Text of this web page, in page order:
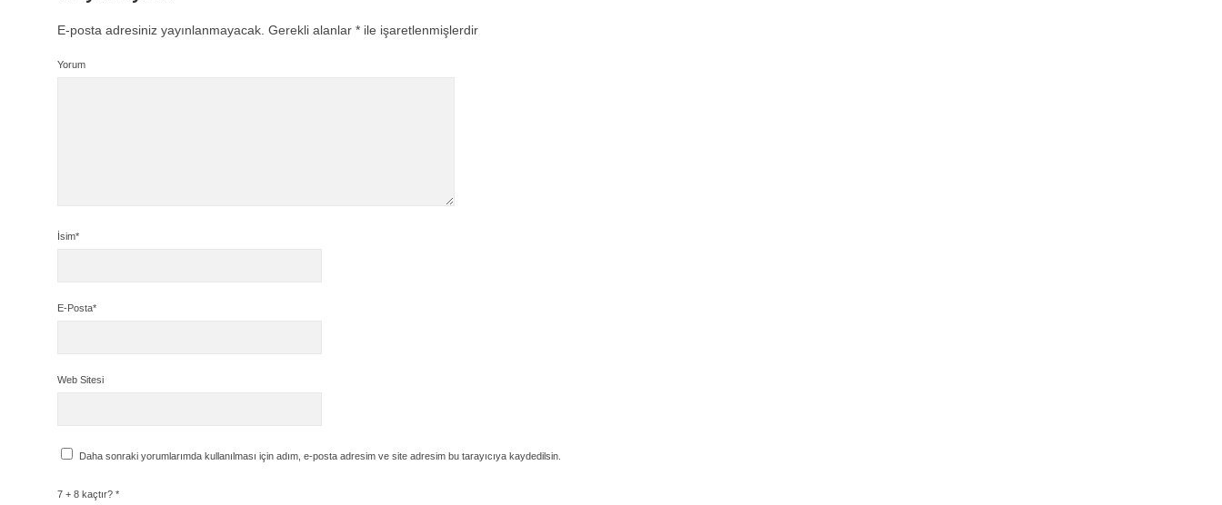
E-posta adresiniz yayınlanmayacak. Gerekli alanlar * ile işaretlenmişlerdir
Yorum
İsim*
E-Posta*
Web Sitesi
Daha sonraki yorumlarımda kullanılması için adım, e-posta adresim ve site adresim bu tarayıcıya kaydedilsin.
7 + 8 kaçtır? *